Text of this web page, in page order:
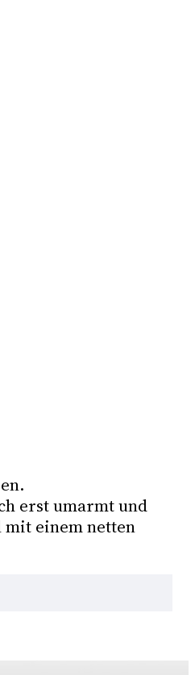
erst umarmt und
mit einem netten